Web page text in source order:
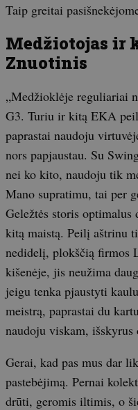
Taip greitai
Medžiotojas ir
Znuotinis
„Medžioklėje reguliariai
G3. Turiu ir kitą EKA
paprastai naudoju
nors papjaustau. Su
nei ko kito, naudoju tik
Mano supratimu, tai per
Geležtės storis
kitą maistą. Peilį aštrinu
nedidelį, plokščią firmos
kišenėje, jis neužima
jeigu tenka pjaustyti
meistrą, paprastai du
naudoju viskam, išskyrus
Gerai, kad pas mus dar
pastebėjimą. Pernai
drūti, geromis iltimis, o